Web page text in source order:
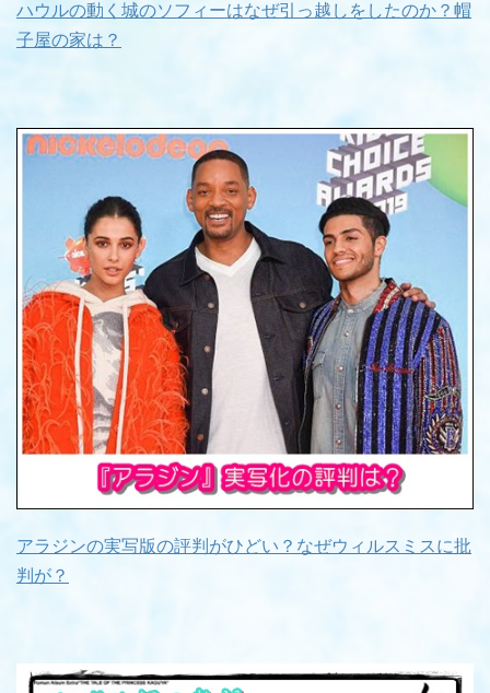
ハウルの動く城のソフィーはなぜ引っ越しをしたのか？帽
子屋の家は？
アラジンの実写版の評判がひどい？なぜウィルスミスに批
判が？